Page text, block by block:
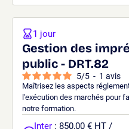
Gestion des
public - DRT.82
5/5 - 1 avis
Maîtrisez les aspects
l'exécution des marchés pour
notre formation.
1 jour
Inter : 850,00 € HT /